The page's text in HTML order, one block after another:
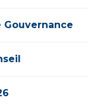
Gouvernance